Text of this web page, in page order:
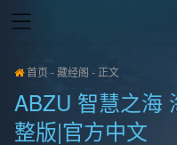
首页 -藏经阁 - 正文
ABZU 智慧之海
整版|官方中文